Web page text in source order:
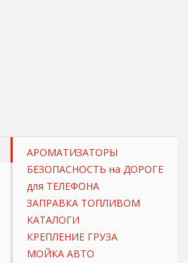
АРОМАТИЗАТОРЫ
БЕЗОПАСНОСТЬ на ДОРОГЕ
для ТЕЛЕФОНА
ЗАПРАВКА ТОПЛИВОМ
КАТАЛОГИ
КРЕПЛЕНИЕ ГРУЗА
МОЙКА АВТО